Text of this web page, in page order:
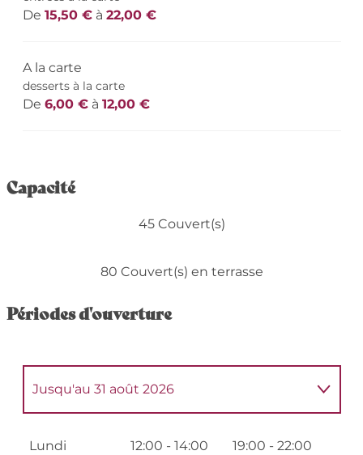
De 15,50 €à 22,00 €
A la carte
desserts à la carte
De 6,00 €à 12,00 €
Capacité
45 Couvert(s)
80 Couvert(s) en terrasse
Périodes d'ouverture
Jusqu'au 31 août 2026
Lundi 12:00 - 14:00 19:00 - 22:00